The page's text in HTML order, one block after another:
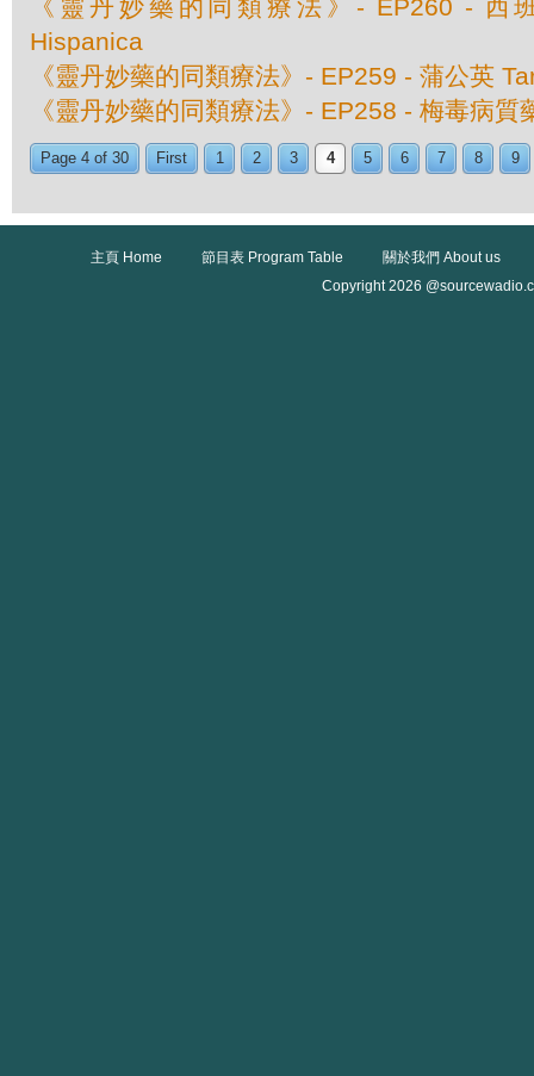
《靈丹妙藥的同類療法》- EP260 - 西
Hispanica
《靈丹妙藥的同類療法》- EP259 - 蒲公英
《靈丹妙藥的同類療法》- EP258 - 梅毒病質
Page 4 of 30 First 1 2 3 4 5 6 7 8 9
主頁 Home 節目表 Program Table
關於我們 About us
Copyright 2026